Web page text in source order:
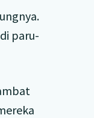
paru-